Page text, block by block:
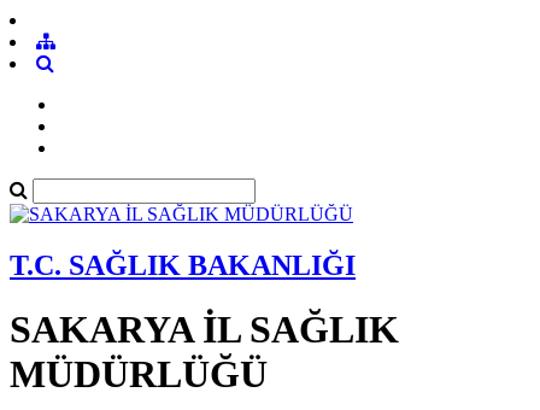
T.C. SAĞLIK BAKANLIĞI
SAKARYA İL SAĞLIK
MÜDÜRLÜĞÜ